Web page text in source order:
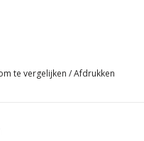
met een
om de achterwand te
van de open haard terug
te vergelijken /Afdrukken